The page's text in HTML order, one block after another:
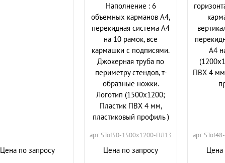
Цена по запросу
Наполнение : 6
объемных карманов А4,
перекидная система А4
на 10 рамок, все
кармашки с подписями.
Джокерная труба по
периметру стендов, т-
образные ножки.
Логотип (1500х1200;
Пластик ПВХ 4 мм,
пластиковый профиль )
арт. STof50-1500х1200-ПЛ13
Цена по запросу
А4
ПВХ 4
арт.
Цена